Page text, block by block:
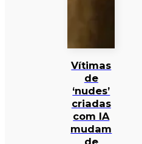
Vítimas
de
‘nudes’
criadas
com IA
mudam